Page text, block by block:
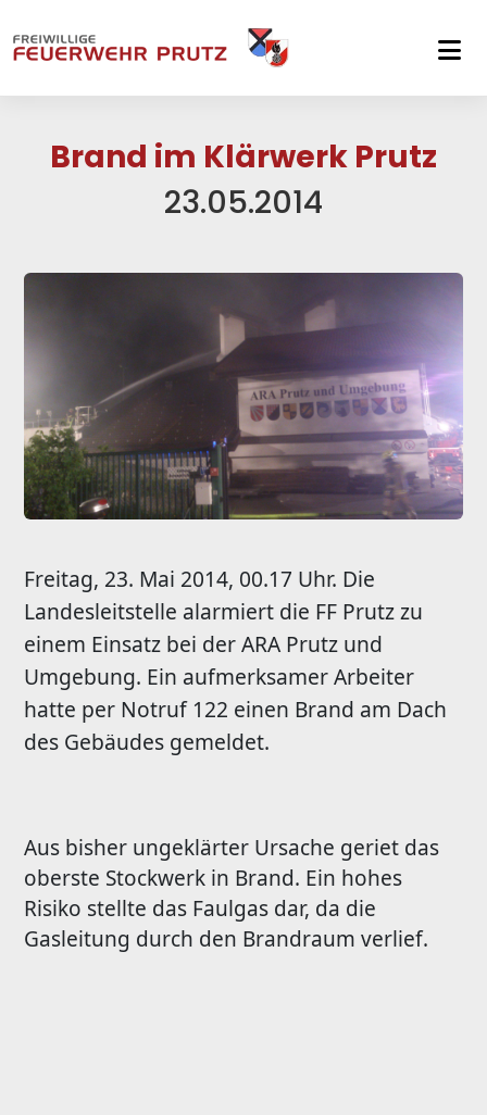
Brand im Klärwerk Prutz
23.05.2014
Freitag, 23. Mai 2014, 00.17 Uhr. Die
Landesleitstelle alarmiert die FF Prutz zu
einem Einsatz bei der ARA Prutz und
Umgebung. Ein aufmerksamer Arbeiter
hatte per Notruf 122 einen Brand am Dach
des Gebäudes gemeldet.
Aus bisher ungeklärter Ursache geriet das
oberste Stockwerk in Brand. Ein hohes
Risiko stellte das Faulgas dar, da die
Gasleitung durch den Brandraum verlief.